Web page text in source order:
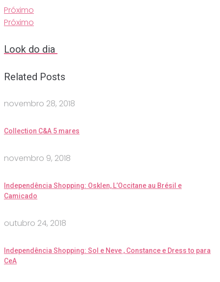
Próximo
Próximo
Look do dia
Related Posts
novembro 28, 2018
Collection C&A 5 mares
novembro 9, 2018
Independência Shopping: Osklen, L’Occitane au Brésil e
Camicado
outubro 24, 2018
Independência Shopping: Sol e Neve , Constance e Dress to para
CeA